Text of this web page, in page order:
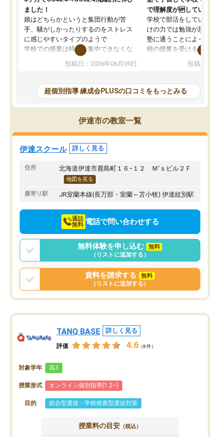
ました！
娘はどちらかというと集団行動が苦
手、騒がしかったりするのをストレス
に感じやすいタイプのようで
学校での授業は時々、集中できなくな
ってしまっていたこともあったようで
な環境の中、ぐんぐんと問題を解き、
大変満足してパソコンに向かうことが
できている様子。
先生はやる気を引き出してくれる声か
けや、分からない問題には熱心に応え
て教えてくださります。
おかげさまで成績が上がり、勉強が楽
投稿日：2026年06月09日
で理解度が🆙している。
学校で部活をしているこ
けの力では勉強が思うよ
塾に通うことによって予
校の授業を受けるので授
ストなど塾で受けるこ
か、他の学校へ通ってい
の生徒さん達はどのくら
のか知る機会となり、と
たり、学力テストの結果
ので、勉強への意欲へ
投稿日：
超個別指導 練成会PLUSの口コミをもっとみる
伊達市の教室一覧
伊達スクール 詳しく見る
住所 北海道伊達市鹿島町１６−１２ Ｍ'ｓビル２Ｆ
地図を見る
最寄り駅 JR室蘭本線(長万部・室蘭～苫小牧) 伊達紋別駅
通話
無料 電話で問い合わせする
無料体験を申し込む
無料
（リストに追加する）
資料を請求する
無料
（リストに追加する）
TANQ BASE 詳しく見る
評価 4.6 （8件）
対象学年 高3
授業形式 オンライン個別指導(1:2~)
目的 総合型選抜・学校推薦型選抜対策
授業料の目安 （税込）